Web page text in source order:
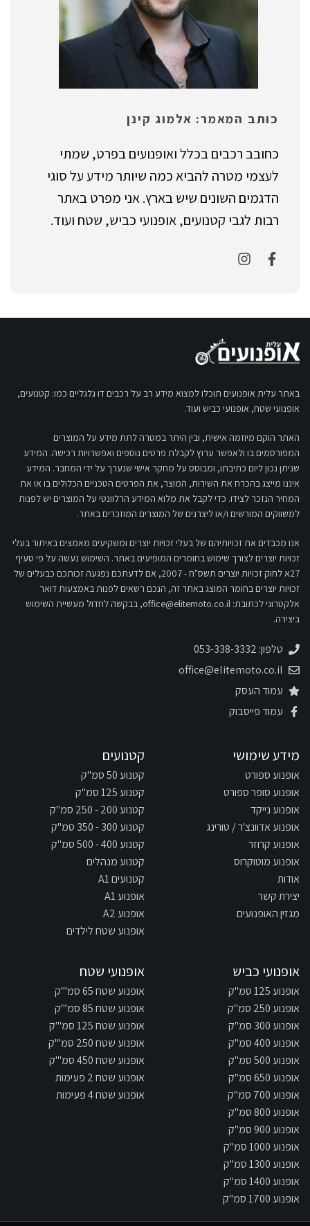
כותב המאמר: אלמוג קינן
כחובב רכבים בכלל ואופנועים בפרט, שמתי
לעצמי מטרה להביא כמה שיותר מידע על סוגי
הדגמים השונים שיש בארץ. אני מפרט באתר
רבות לגבי קטנועים, אופנועי כביש, שטח ועוד.
באתר עלית אופנועים תוכלו למצוא מידע רב על רכבים דו גלגליים כמו: קטנועים,
אופנועי שטח, אופנועי כביש ועוד.
האתר הוקם מיוזמה אישית, ובין היתר במטרה לתת מידע על המוצרים
המפורסמים בו ולאפשר ערוץ לקבלת פרטים נוספים ואפשרויות רכישה. המידע
שניתן נכון ליום כתיבתו, ומבוסס על מחקר אישי שנערך על ידי המחבר. המידע
איננו מייצג בהכרח את השירות, המוצר, את הפרטים הטכניים הכלולים בו או את
המחיר הנזכר לצידו. כדי לקבל את מלוא המידע הרלוונטי על המוצרים יש לפנות
למשווקים המורשים ו/או ליצרנים של המוצרים המוזכרים באתר.
אנו מכבדים את זכויותיהם של בעלי זכויות יוצרים ומשקיעים מאמצים באיתור בעלי
זכויות יוצרים לצורך שימוש בחומרים המופיעים באתר. השימוש נעשה על פי סעיף
27א לחוק זכויות יוצרים תשס"ח - 2007, אם לדעתכם נפגעה זכותכם כבעלים של
זכויות יוצרים בחומר המוצג באתר זה, הנכם רשאים לפנות באמצעות דואר
אלקטרוני לכתובת: office@elitemoto.co.il, בבקשה לחדול מעשיית השימוש
ביצירה.
טלפון: 053-338-3332
office@elitemoto.co.il
עמוד העסק
עמוד פייסבוק
מידע שימושי
אופנוע ספורט
אופנוע סופר ספורט
אופנוע נייקד
אופנוע אדוונצ'ר / טורינג
אופנוע קרוזר
אופנוע מוטוקרוס
אודות
יצירת קשר
מגזין האופנועים
קטנועים
קטנוע 50 סמ"ק
קטנוע 125 סמ"ק
קטנוע 200 - 250 סמ"ק
קטנוע 300 - 350 סמ"ק
קטנוע 400 - 500 סמ"ק
קטנוע מנהלים
קטנועים A1
אופנוע A1
אופנוע A2
אופנוע שטח לילדים
אופנועי כביש
אופנוע 125 סמ"ק
אופנוע 250 סמ"ק
אופנוע 300 סמ"ק
אופנוע 400 סמ"ק
אופנוע 500 סמ"ק
אופנוע 650 סמ"ק
אופנוע 700 סמ"ק
אופנוע 800 סמ"ק
אופנוע 900 סמ"ק
אופנוע 1000 סמ"ק
אופנוע 1300 סמ"ק
אופנוע 1400 סמ"ק
אופנוע 1700 סמ"ק
אופנועי שטח
אופנוע שטח 65 סמ"'ק
אופנוע שטח 85 סמ"'ק
אופנוע שטח 125 סמ"'ק
אופנוע שטח 250 סמ"'ק
אופנוע שטח 450 סמ"'ק
אופנוע שטח 2 פעימות
אופנוע שטח 4 פעימות